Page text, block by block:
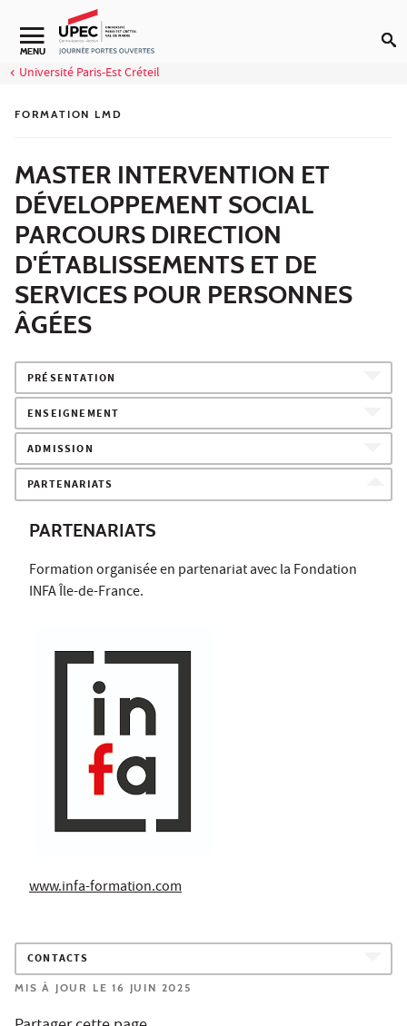
Aller au contenu
MENU
Université Paris-Est Créteil
FORMATION LMD
MASTER INTERVENTION ET
DÉVELOPPEMENT SOCIAL
PARCOURS DIRECTION
D'ÉTABLISSEMENTS ET DE
SERVICES POUR PERSONNES
ÂGÉES
PRÉSENTATION
ENSEIGNEMENT
ADMISSION
PARTENARIATS
PARTENARIATS
Formation organisée en partenariat avec la Fondation
INFA Île-de-France.
www.infa-formation.com
CONTACTS
MIS À JOUR LE 16 JUIN 2025